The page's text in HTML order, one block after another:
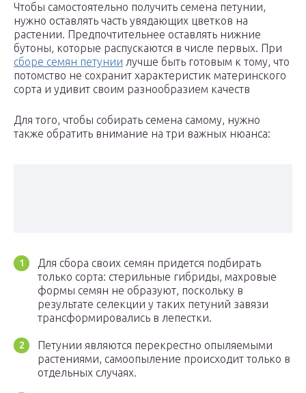
Чтобы самостоятельно получить семена петунии,
нужно оставлять часть увядающих цветков на
растении. Предпочтительнее оставлять нижние
бутоны, которые распускаются в числе первых. При
сборе семян петунии лучше быть готовым к тому, что
потомство не сохранит характеристик материнского
сорта и удивит своим разнообразием качеств
Для того, чтобы собирать семена самому, нужно
также обратить внимание на три важных нюанса:
Для сбора своих семян придется подбирать
только сорта: стерильные гибриды, махровые
формы семян не образуют, поскольку в
результате селекции у таких петуний завязи
трансформировались в лепестки.
Петунии являются перекрестно опыляемыми
растениями, самоопыление происходит только в
отдельных случаях.